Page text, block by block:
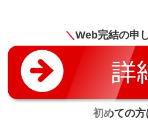
＼ Web完結の申
初めての